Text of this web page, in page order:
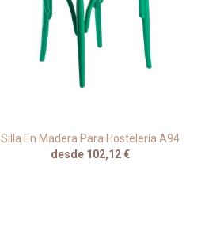
Silla En Madera Para Hostelería A94
desde 102,12 €